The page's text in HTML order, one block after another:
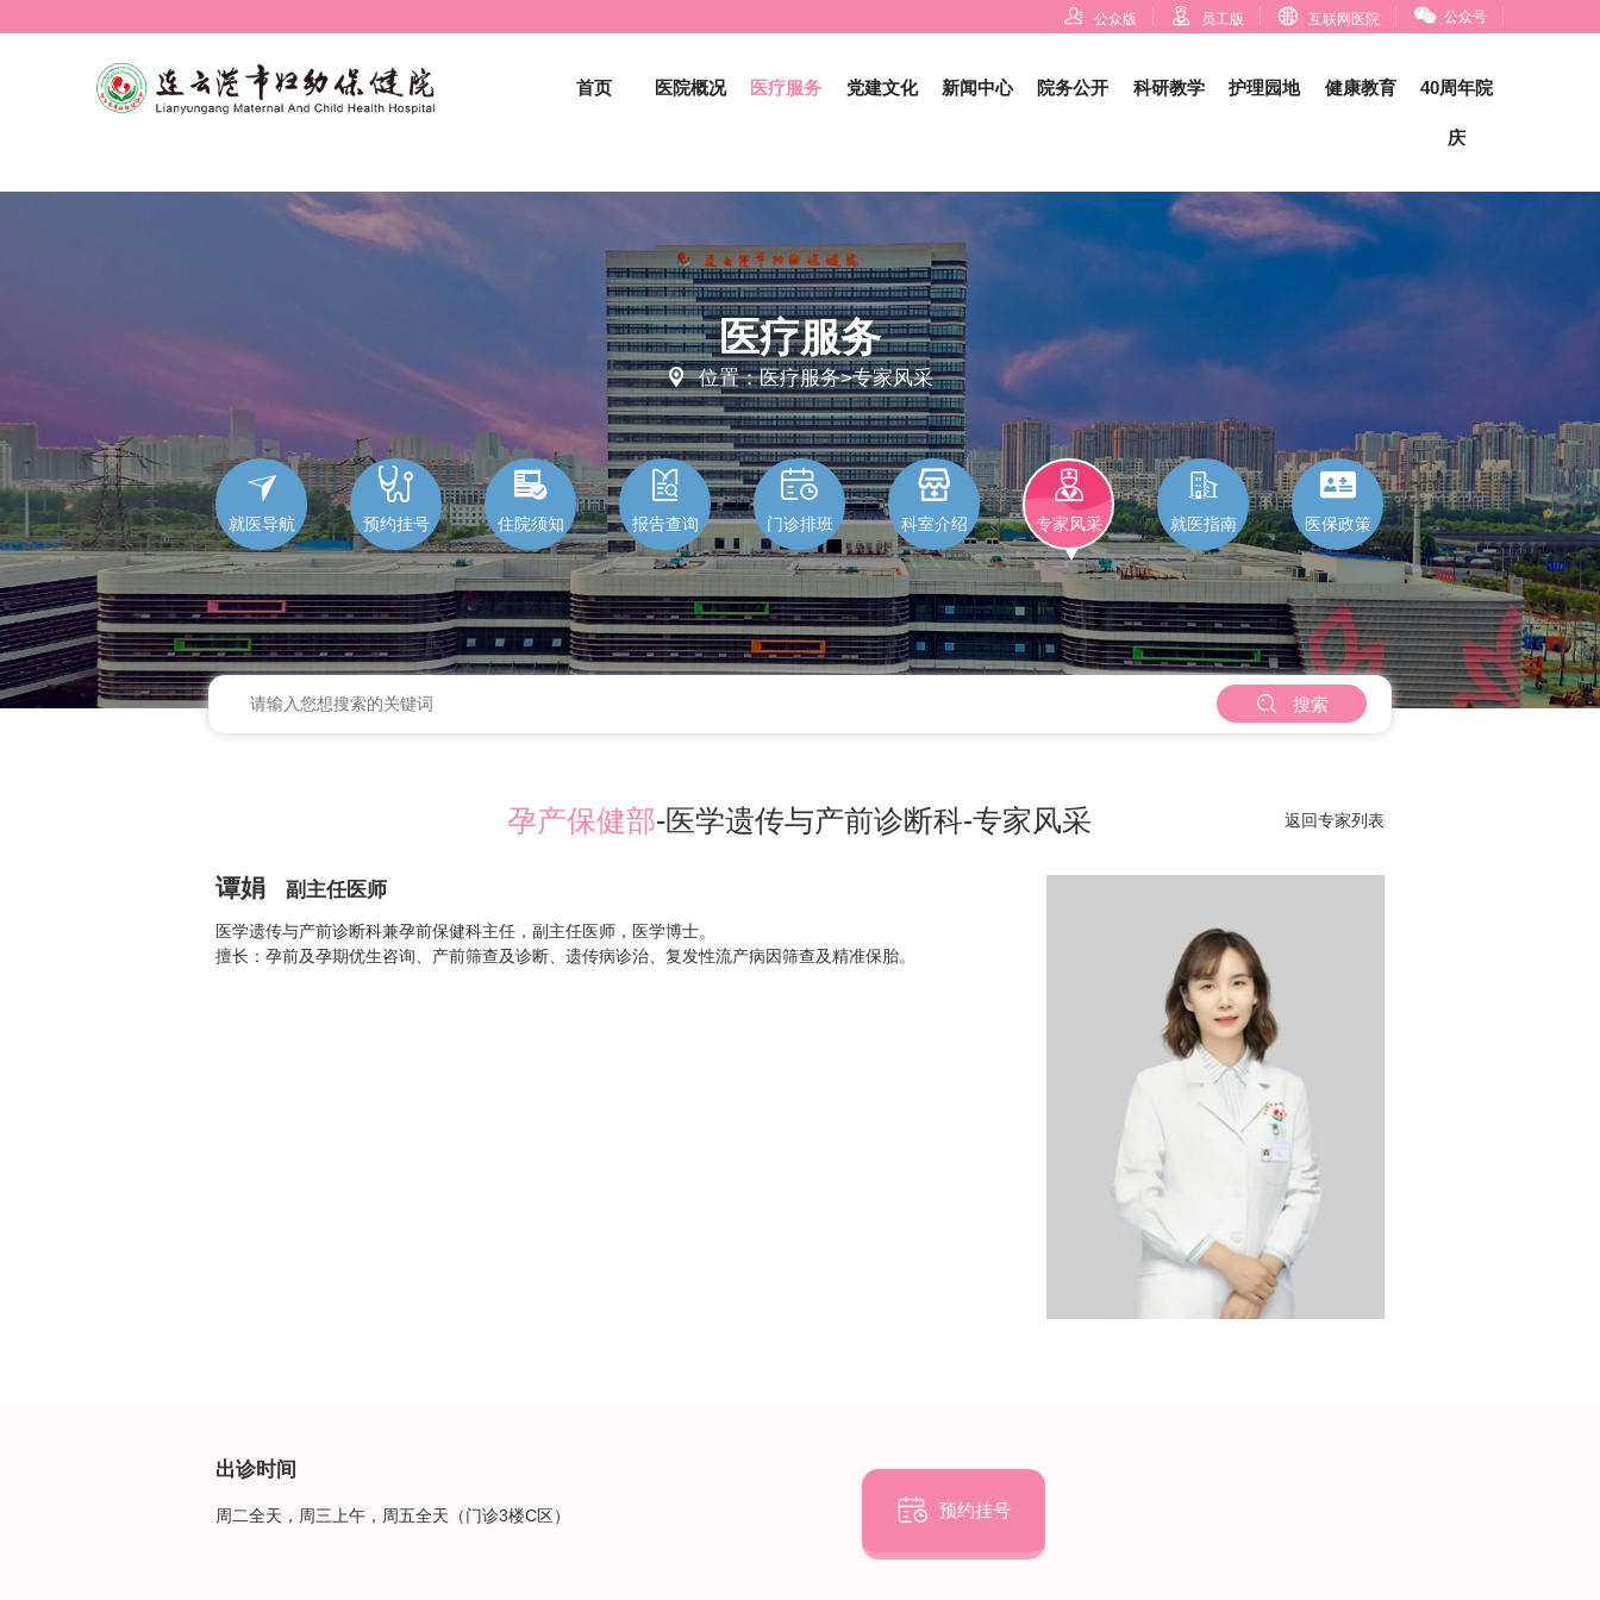
 公众版  员工版  互联网医院  公众号
首页 医院概况 医疗服务 党建文化 新闻中心 院务公开 科研教学 护理园地 健康教育 40周年院
庆
 搜索
医疗服务
 位置：医疗服务>专家风采

就医导航

预约挂号

住院须知

报告查询

门诊排班

科室介绍

专家风采

就医指南

医保政策
孕产保健部-医学遗传与产前诊断科-专家风采 返回专家列表
谭娟 副主任医师
医学遗传与产前诊断科兼孕前保健科主任，副主任医师，医学博士。
擅长：孕前及孕期优生咨询、产前筛查及诊断、遗传病诊治、复发性流产病因筛查及精准保胎。
出诊时间
周二全天，周三上午，周五全天（门诊3楼C区）  预约挂号